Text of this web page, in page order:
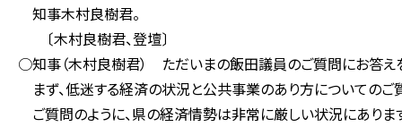
知事木村良樹君。
〔木村良樹君、登壇〕
○知事（木村良樹君） ただいまの飯田議員のご質問にお答え
まず、低迷する経済の状況と公共事業のあり方についてのご
ご質問のように、県の経済情勢は非常に厳しい状況にありま